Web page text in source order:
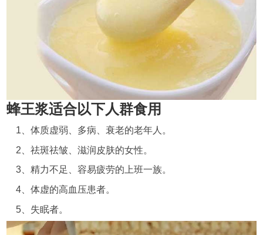
蜂王浆适合以下人群食用
1、体质虚弱、多病、衰老的老年人。
2、祛斑祛皱、滋润皮肤的女性。
3、精力不足、容易疲劳的上班一族。
4、体虚的高血压患者。
5、失眠者。